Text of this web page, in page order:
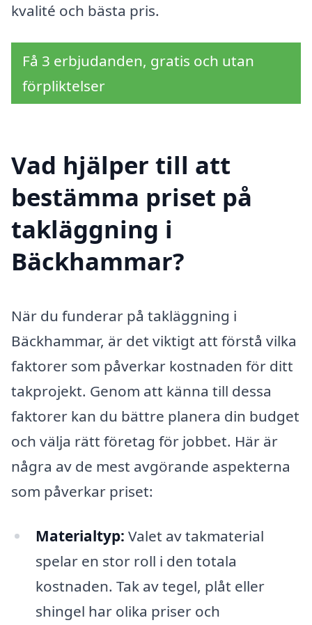
kvalité och bästa pris.
Få 3 erbjudanden, gratis och utan
förpliktelser
Vad hjälper till att
bestämma priset på
takläggning i
Bäckhammar?
När du funderar på takläggning i
Bäckhammar, är det viktigt att förstå vilka
faktorer som påverkar kostnaden för ditt
takprojekt. Genom att känna till dessa
faktorer kan du bättre planera din budget
och välja rätt företag för jobbet. Här är
några av de mest avgörande aspekterna
som påverkar priset:
Materialtyp: Valet av takmaterial
spelar en stor roll i den totala
kostnaden. Tak av tegel, plåt eller
shingel har olika priser och